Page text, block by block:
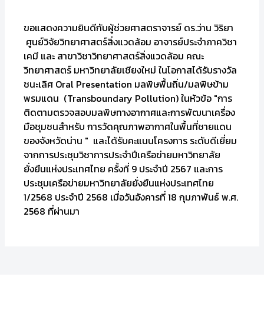
ขอแสดงความยินดีกับผู้ช่วยศาสตราจารย์ ดร.ว่าน วิริยา
ศูนย์วิจัยวิทยาศาสตร์สิ่งแวดล้อม อาจารย์ประจำภาควิชา
เคมี และ สาขาวิชาวิทยาศาสตร์สิ่งแวดล้อม คณะ
วิทยาศาสตร์ มหาวิทยาลัยเชียงใหม่ ในโอกาสได้รับรางวัล
ชนะเลิศ Oral Presentation มลพิษพื้นถิ่น/มลพิษข้าม
พรมแดน (Transboundary Pollution) ในหัวข้อ "การ
ติดตามตรวจสอบมลพิษทางอากาศและการพัฒนาเครื่อง
มือชุมชนสำหรับ การวัดคุณภาพอากาศในพื้นที่ชายแดน
ของจังหวัดน่าน " และได้รับคะแนนโครงการ ระดับดีเยี่ยม
จากการประชุมวิชาการประจำปีเครือข่ายมหาวิทยาลัย
ยั่งยืนแห่งประเทศไทย ครั้งที่ 9 ประจำปี 2567 และการ
ประชุมเครือข่ายมหาวิทยาลัยยั่งยืนแห่งประเทศไทย
1/2568 ประจำปี 2568 เมื่อวันอังคารที่ 18 กุมภาพันธ์ พ.ศ.
2568 ที่ผ่านมา